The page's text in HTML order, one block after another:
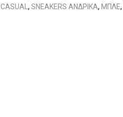
CASUAL , SNEAKERS ΑΝΔΡΙΚΑ, ΜΠΛΕ,